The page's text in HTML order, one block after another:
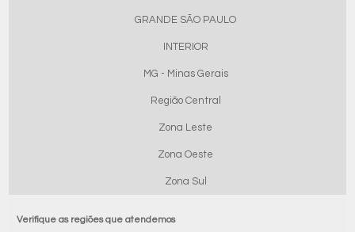
GRANDE SÃO PAULO
INTERIOR
MG - Minas Gerais
Região Central
Zona Leste
Zona Oeste
Zona Sul
Verifique as regiões que atendemos